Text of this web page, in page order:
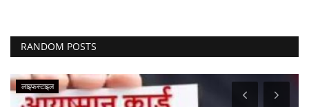
RANDOM POSTS
पर्यटन